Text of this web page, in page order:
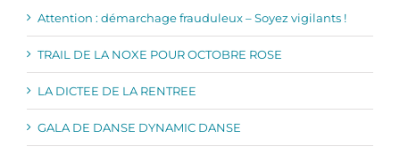
Attention : démarchage frauduleux – Soyez vigilants !
TRAIL DE LA NOXE POUR OCTOBRE ROSE
LA DICTEE DE LA RENTREE
GALA DE DANSE DYNAMIC DANSE